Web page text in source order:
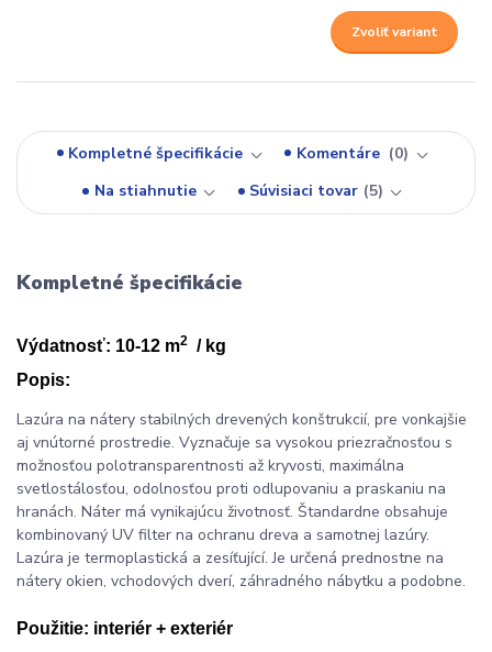
Zvoliť variant
Kompletné špecifikácie Komentáre
0
Na stiahnutie
Súvisiaci tovar 5
Kompletné špecifikácie
Výdatnosť: 10-12 m2 / kg
Popis:
Lazúra na nátery stabilných drevených konštrukcií, pre vonkajšie
aj vnútorné prostredie. Vyznačuje sa vysokou priezračnosťou s
možnosťou polotransparentnosti až kryvosti, maximálna
svetlostálosťou, odolnosťou proti odlupovaniu a praskaniu na
hranách. Náter má vynikajúcu životnosť. Štandardne obsahuje
kombinovaný UV filter na ochranu dreva a samotnej lazúry.
Lazúra je termoplastická a zesíťující. Je určená prednostne na
nátery okien, vchodových dverí, záhradného nábytku a podobne.
Použitie: interiér + exteriér